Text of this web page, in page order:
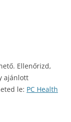
Ellenőrizd,
ajánlott
le: PC Health